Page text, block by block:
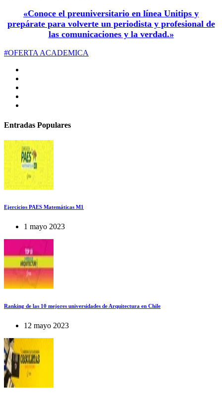
«Conoce el preuniversitario en línea Unitips y
prepárate para volverte un periodista y profesional de
las comunicaciones y la verdad.»
#OFERTA ACADEMICA
Entradas Populares
Ejercicios PAES Matemáticas M1
1 mayo 2023
Ranking de las 10 mejores universidades de Arquitectura en Chile
12 mayo 2023